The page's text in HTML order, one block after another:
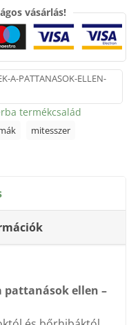
vásárlás!
A-PATTANASOK-ELLEN-
termékcsalád
mitesszer
pattanások ellen –